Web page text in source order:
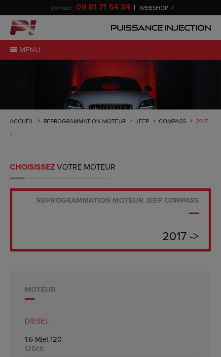
Contact : 09 81 71 54 34 WEBSHOP
Puissance Injection
MENU
ACCUEIL REPROGRAMMATION MOTEUR JEEP COMPASS
2017 -
>
CHOISISSEZVOTRE MOTEUR
REPROGRAMMATION MOTEUR JEEP COMPASS
2017 ->
MOTEUR
DIESEL
1.6 Mjet 120
120ch